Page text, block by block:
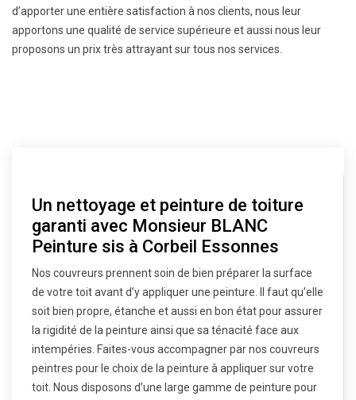
d’apporter une entière satisfaction à nos clients, nous leur
apportons une qualité de service supérieure et aussi nous leur
proposons un prix très attrayant sur tous nos services.
Un nettoyage et peinture de toiture
garanti avec Monsieur BLANC
Peinture sis à Corbeil Essonnes
Nos couvreurs prennent soin de bien préparer la surface
de votre toit avant d’y appliquer une peinture. Il faut qu’elle
soit bien propre, étanche et aussi en bon état pour assurer
la rigidité de la peinture ainsi que sa ténacité face aux
intempéries. Faites-vous accompagner par nos couvreurs
peintres pour le choix de la peinture à appliquer sur votre
toit. Nous disposons d’une large gamme de peinture pour